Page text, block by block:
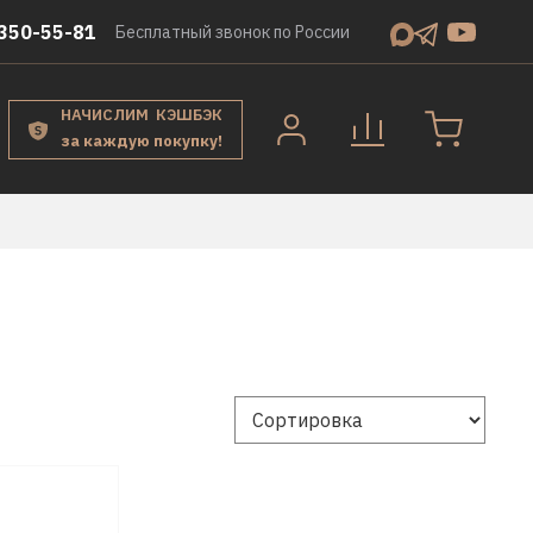
55-81 Бесплатный звонок по России
НАЧИСЛИМ КЭШБЭК
за каждую покупку!